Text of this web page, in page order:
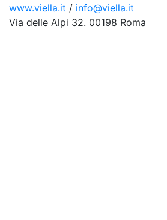
www.viella.it / info@viella.it
Via delle Alpi 32. 00198 Roma